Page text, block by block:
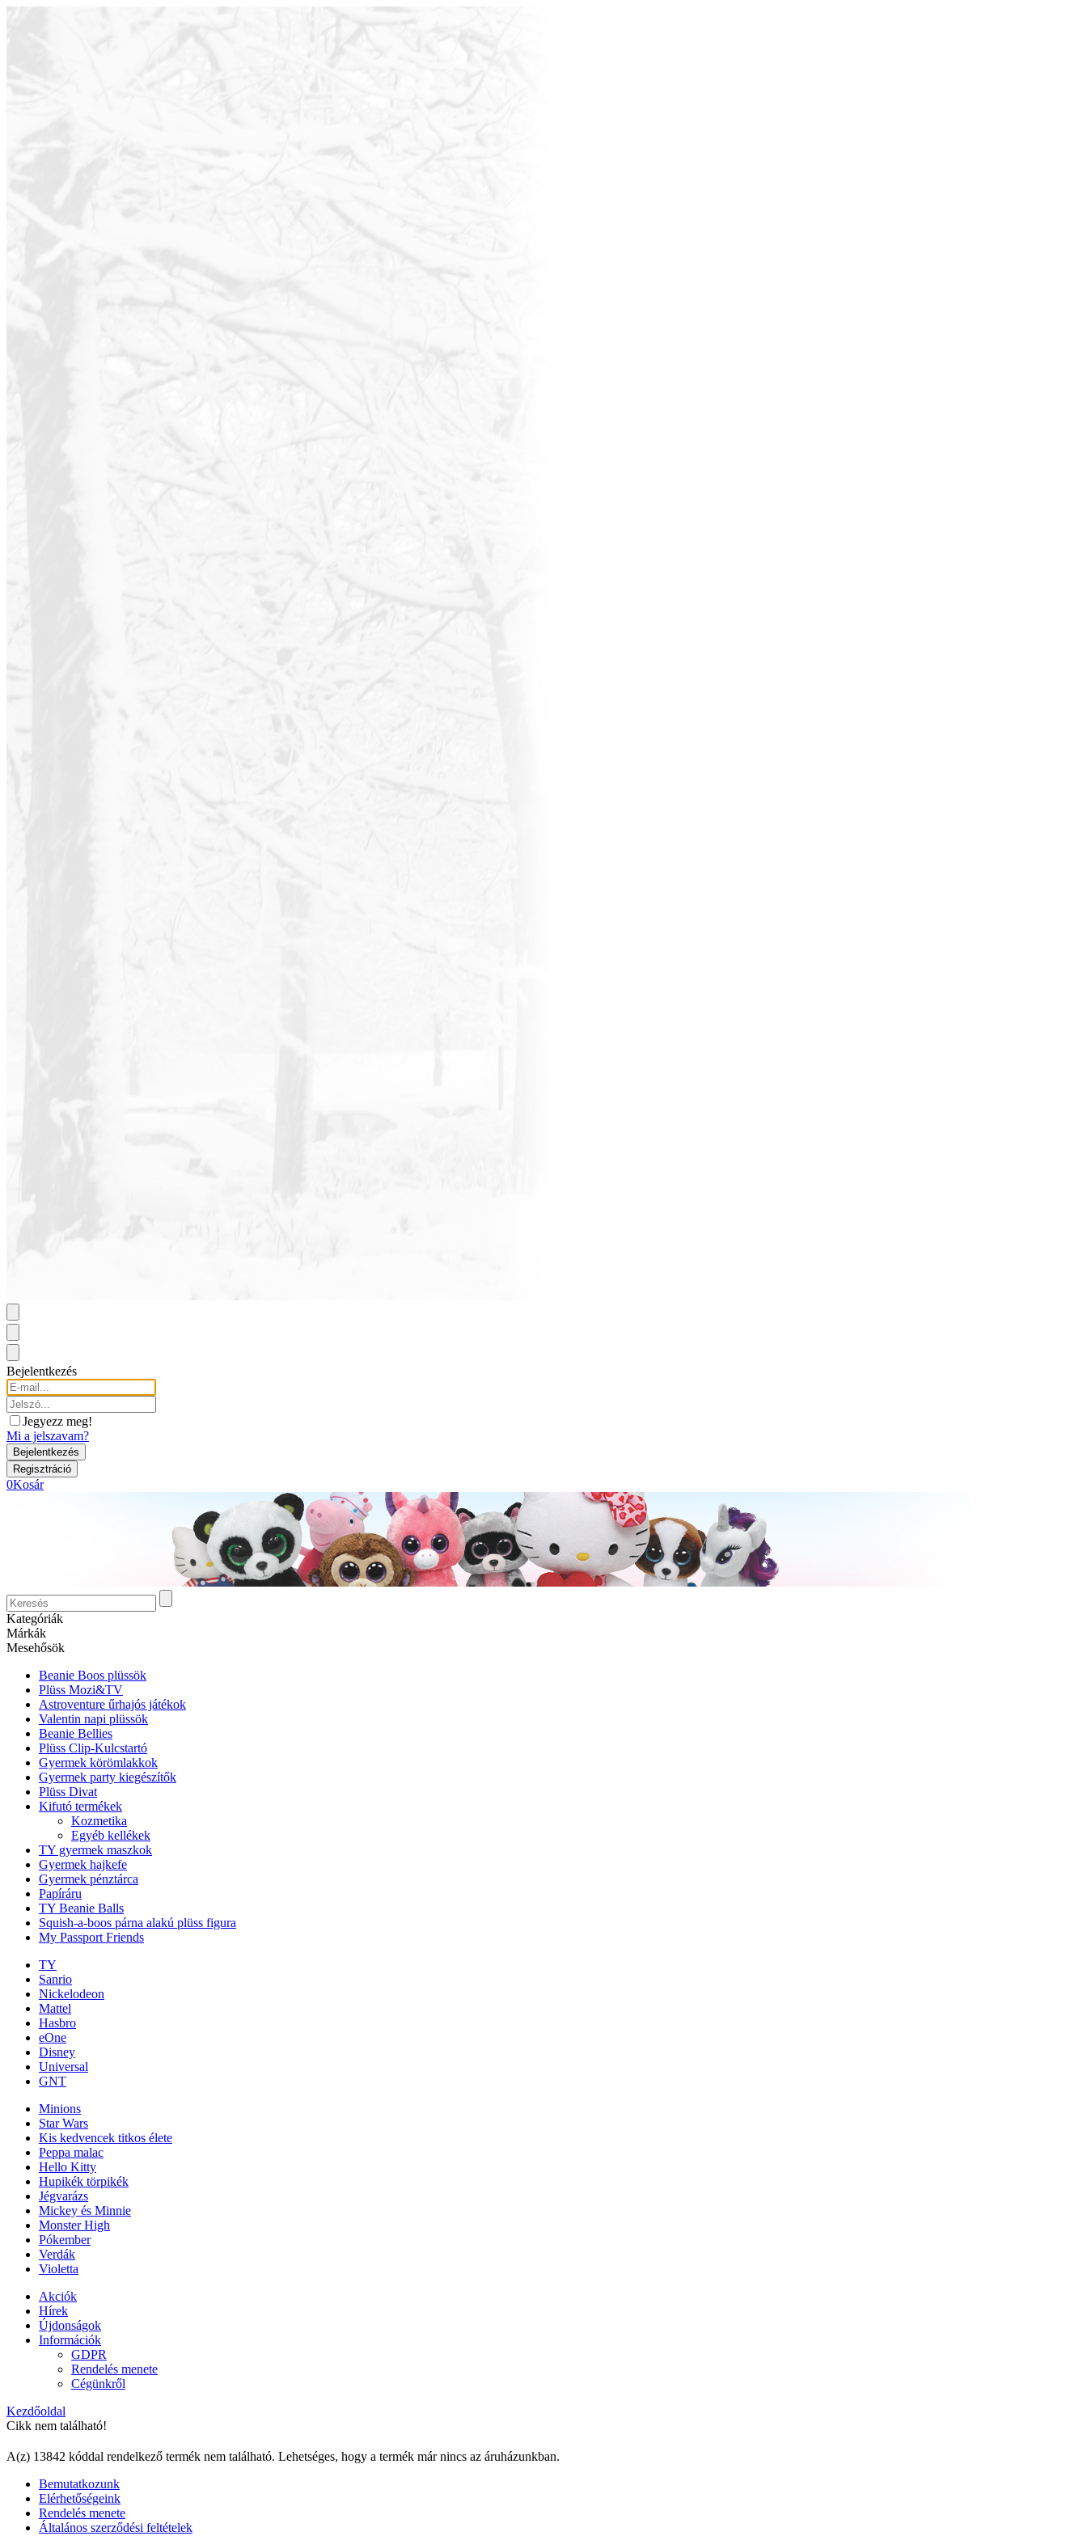
Bejelentkezés
Jegyezz meg!
Mi a jelszavam?
0Kosár
Kategóriák
Márkák
Mesehősök
Beanie Boos plüssök
Plüss Mozi&TV
Astroventure űrhajós játékok
Valentin napi plüssök
Beanie Bellies
Plüss Clip-Kulcstartó
Gyermek körömlakkok
Gyermek party kiegészítők
Plüss Divat
Kifutó termékek
Kozmetika
Egyéb kellékek
TY gyermek maszkok
Gyermek hajkefe
Gyermek pénztárca
Papíráru
TY Beanie Balls
Squish-a-boos párna alakú plüss figura
My Passport Friends
TY
Sanrio
Nickelodeon
Mattel
Hasbro
eOne
Disney
Universal
GNT
Minions
Star Wars
Kis kedvencek titkos élete
Peppa malac
Hello Kitty
Hupikék törpikék
Jégvarázs
Mickey és Minnie
Monster High
Pókember
Verdák
Violetta
Akciók
Hírek
Újdonságok
Információk
GDPR
Rendelés menete
Cégünkről
Kezdőoldal
Cikk nem található!
A(z) 13842 kóddal rendelkező termék nem található. Lehetséges, hogy a termék már nincs az áruházunkban.
Bemutatkozunk
Elérhetőségeink
Rendelés menete
Általános szerződési feltételek